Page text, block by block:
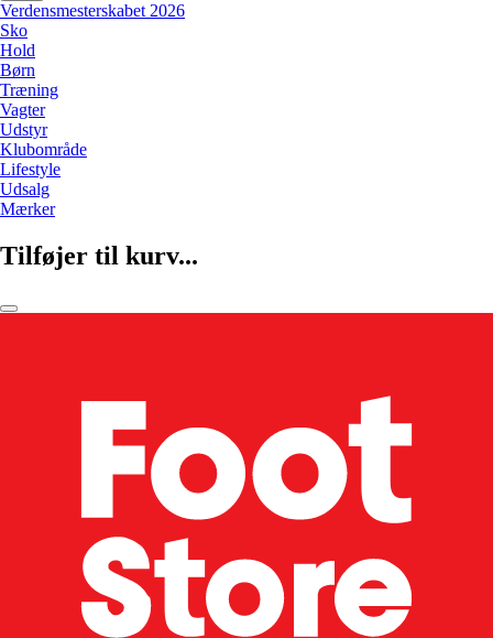
Verdensmesterskabet 2026
Sko
Hold
Børn
Træning
Vagter
Udstyr
Klubområde
Lifestyle
Udsalg
Mærker
Tilføjer til kurv...